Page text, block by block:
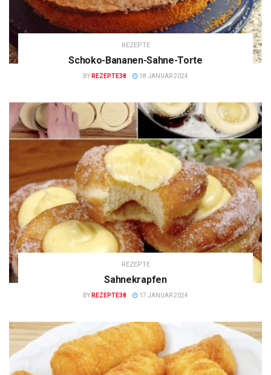
REZEPTE
Schoko-Bananen-Sahne-Torte
BY REZEPTE38 18 JANUAR 2024
REZEPTE
Sahnekrapfen
BY REZEPTE38 17 JANUAR 2024